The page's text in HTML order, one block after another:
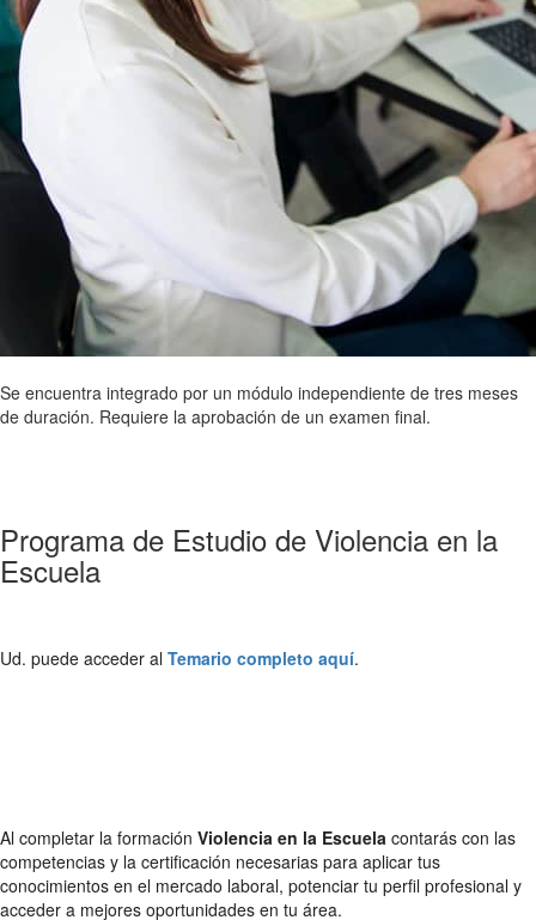
Se encuentra integrado por un módulo independiente de tres meses
de duración. Requiere la aprobación de un examen final.
Programa de Estudio de Violencia en la
Escuela
Ud. puede acceder al Temario completo aquí.
Al completar la formación Violencia en la Escuela contarás con las
competencias y la certificación necesarias para aplicar tus
conocimientos en el mercado laboral, potenciar tu perfil profesional y
acceder a mejores oportunidades en tu área.